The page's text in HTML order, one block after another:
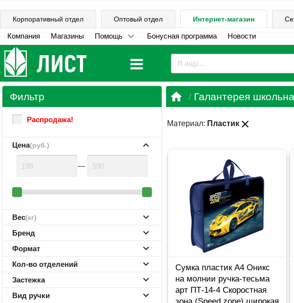
Корпоративный отдел Оптовый отдел Интернет-магазин
Компания Магазины Помощь Бонусная программа Новости
Фильтр
Распродажа!
Цена(руб.)
—
Вес(кг)
Бренд
Формат
Кол-во отделений
Застежка
Вид ручки
 Галантерея
Материал: Пластик close
Сумка пластик А4 Оникс
на молнии ручка-тесьма
арт ПТ-14-4 Скоростная
зона (Speed zone) широкая